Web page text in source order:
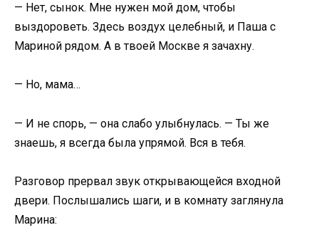
— Нет, сынок. Мне нужен мой дом, чтобы
выздороветь. Здесь воздух целебный, и Паша с
Мариной рядом. А в твоей Москве я зачахну.
— Но, мама…
— И не спорь, — она слабо улыбнулась. — Ты же
знаешь, я всегда была упрямой. Вся в тебя.
Разговор прервал звук открывающейся входной
двери. Послышались шаги, и в комнату заглянула
Марина: